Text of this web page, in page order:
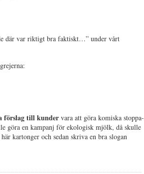
där var riktigt bra faktiskt…” under vårt
förslag till kundervara att göra komiska stoppa-
göra en kampanj för ekologisk mjölk, då skulle
kartonger och sedan skriva en bra slogan